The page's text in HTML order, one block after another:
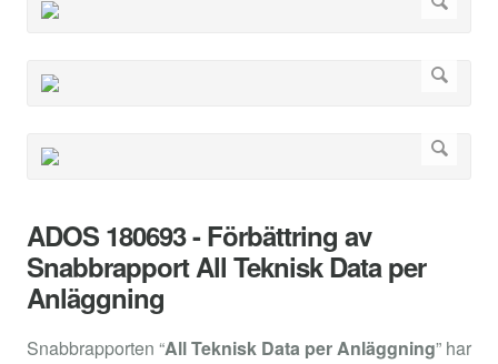
ADOS 180693 - Förbättring av
Snabbrapport All Teknisk Data per
Anläggning
Snabbrapporten “All Teknisk Data per Anläggning” har